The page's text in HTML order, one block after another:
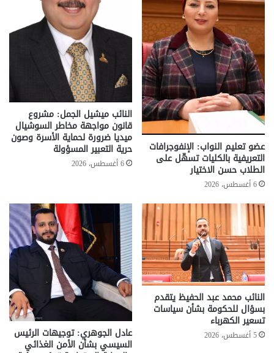
عضو تعليم النواب: الإنفوجرافات
التعريفية بالكليات تسهّل على
الطلاب حسن الاختيار
6 أغسطس، 2026
النائب ميشيل الجمل: مشروع
قانون مواجهة مخاطر السوشيال
ميديا ضرورة لحماية الأسرة وصون
حرية التعبير المسؤولة
6 أغسطس، 2026
النائب محمد عبد الحفيظ يتقدم
بسؤال للحكومة بشأن سياسات
تسعير الكهرباء
5 أغسطس، 2026 عادل الجوهري: توجيهات الرئيس
السيسي بشأن الأمن الغذائي